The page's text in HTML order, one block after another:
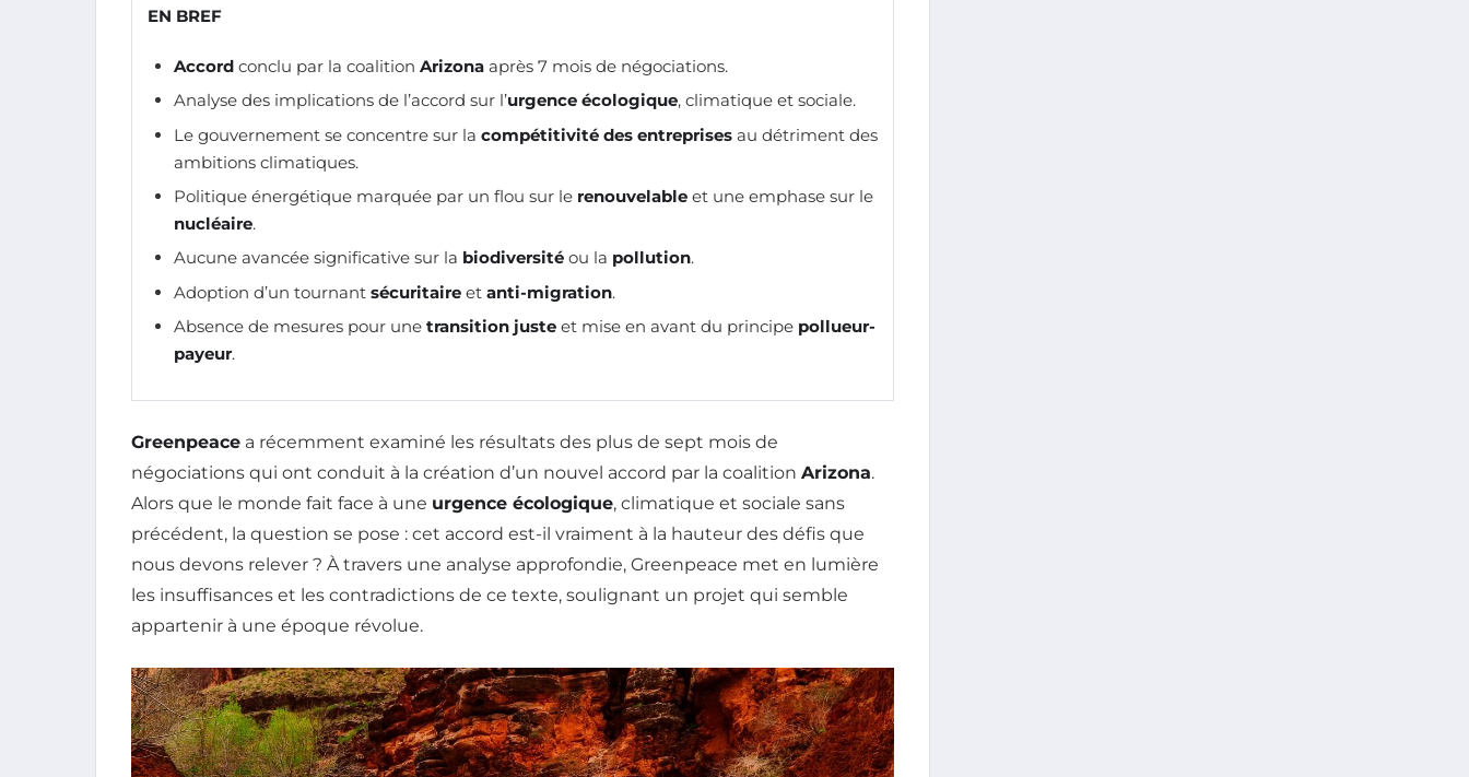
EN BREF
Accord conclu par la coalition Arizona après 7 mois de négociations.
Analyse des implications de l’accord sur l’urgence écologique, climatique et sociale.
Le gouvernement se concentre sur la compétitivité des entreprises au détriment des
ambitions climatiques.
Politique énergétique marquée par un flou sur le renouvelable et une emphase sur le
nucléaire.
Aucune avancée significative sur la biodiversité ou la pollution.
Adoption d’un tournant sécuritaire et anti-migration.
Absence de mesures pour une transition juste et mise en avant du principe pollueur-
payeur.
Greenpeace a récemment examiné les résultats des plus de sept mois de
négociations qui ont conduit à la création d’un nouvel accord par la coalition Arizona.
Alors que le monde fait face à une urgence écologique, climatique et sociale sans
précédent, la question se pose : cet accord est-il vraiment à la hauteur des défis que
nous devons relever ? À travers une analyse approfondie, Greenpeace met en lumière
les insuffisances et les contradictions de ce texte, soulignant un projet qui semble
appartenir à une époque révolue.